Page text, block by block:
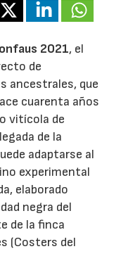
2021, el
de
ancestrales, que
cuarenta años
vitícola de
de la
adaptarse al
experimental
elaborado
negra del
de la finca
(Costers del